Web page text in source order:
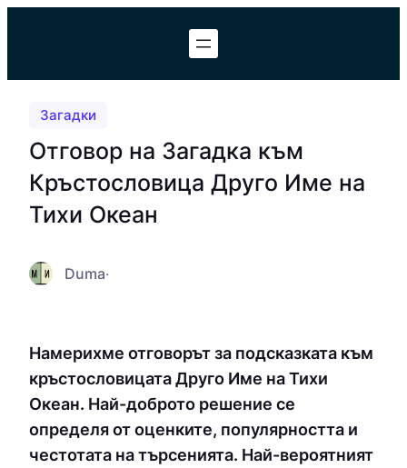
Загадки
Отговор на Загадка към
Кръстословица Друго Име на
Тихи Океан
Duma·
Намерихме отговорът за подсказката към
кръстословицата Друго Име на Тихи
Океан. Най-доброто решение се
определя от оценките, популярността и
честотата на търсенията. Най-вероятният